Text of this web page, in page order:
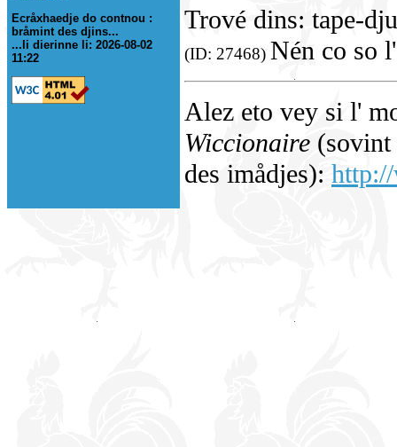
Ecråxhaedje do contnou :
bråmint des djins...
...li dierinne li: 2026-08-02
11:22
Trové dins: tape-
(ID: 27468) Nén co so
Alez eto vey si l'
Wiccionaire (sovint
des imådjes):